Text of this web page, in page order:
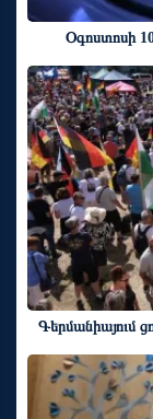
Օգոստոսի
Գերմանիայում